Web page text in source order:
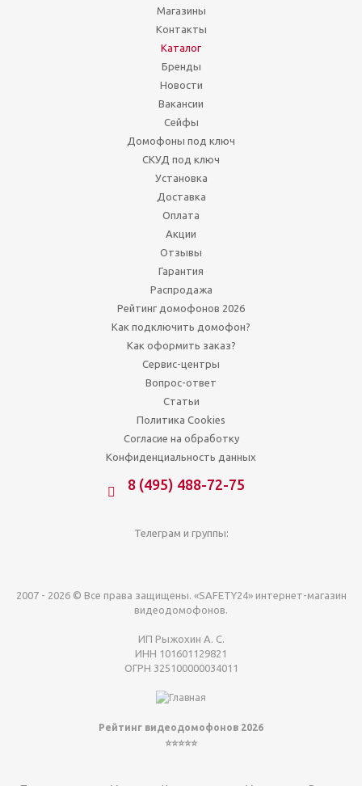
Магазины
Контакты
Каталог
Бренды
Новости
Вакансии
Сейфы
Домофоны под ключ
СКУД под ключ
Установка
Доставка
Оплата
Акции
Отзывы
Гарантия
Распродажа
Рейтинг домофонов 2026
Как подключить домофон?
Как оформить заказ?
Сервис-центры
Вопрос-ответ
Статьи
Политика Cookies
Согласие на обработку
Конфиденциальность данных
8 (495) 488-72-75
Телеграм и группы:
2007 - 2026 © Все права защищены. «SAFETY24» интернет-магазин
видеодомофонов.
ИП Рыжохин А. С.
ИНН 101601129821
ОГРН 325100000034011
Рейтинг видеодомофонов 2026
⭐⭐⭐⭐⭐